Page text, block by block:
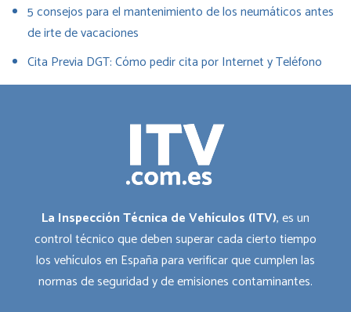
5 consejos para el mantenimiento de los neumáticos antes
de irte de vacaciones
Cita Previa DGT: Cómo pedir cita por Internet y Teléfono
La Inspección Técnica de Vehículos (ITV), es un
control técnico que deben superar cada cierto tiempo
los vehículos en España para verificar que cumplen las
normas de seguridad y de emisiones contaminantes.